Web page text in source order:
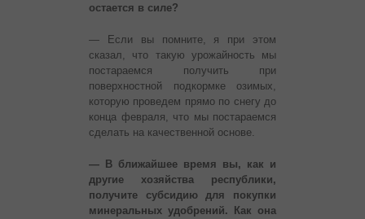
остается в силе?
— Если вы помните, я при этом
сказал, что такую урожайность мы
постараемся получить при
поверхностной подкормке озимых,
которую проведем прямо по снегу до
конца февраля, что мы постараемся
сделать на качественной основе.
— В ближайшее время вы, как и
другие хозяйства республики,
получите субсидию для покупки
минеральных удобрений. Как она